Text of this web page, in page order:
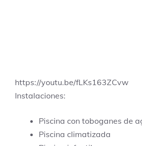
https://youtu.be/fLKs163ZCvw
Instalaciones:
Piscina con toboganes de
Piscina climatizada